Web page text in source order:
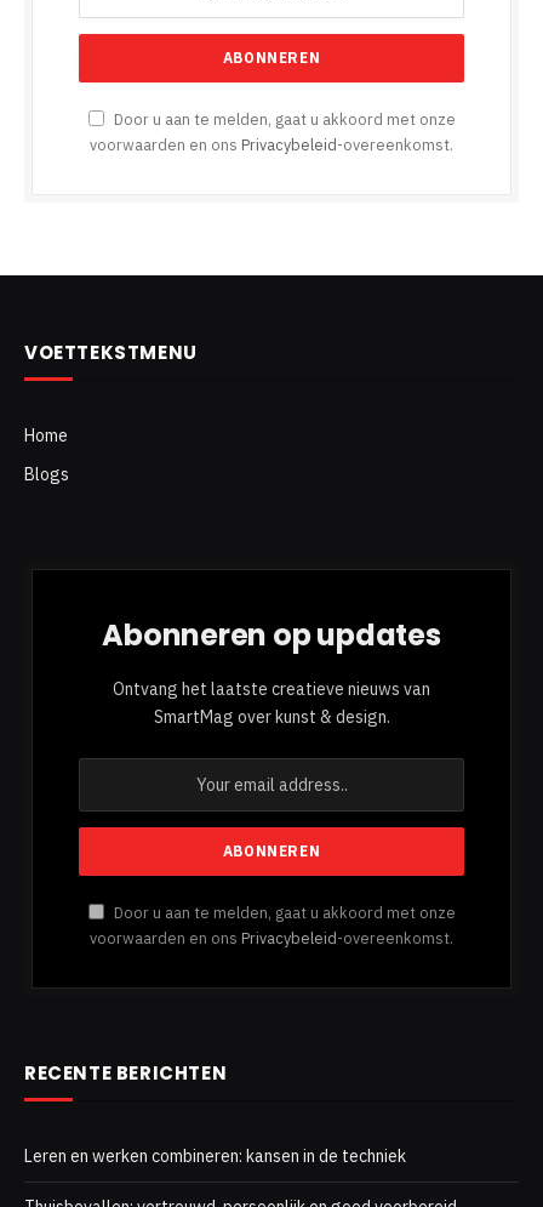
Door u aan te melden, gaat u akkoord met onze
voorwaarden en ons Privacybeleid-overeenkomst.
VOETTEKSTMENU
Home
Blogs
Abonneren op updates
Ontvang het laatste creatieve nieuws van
SmartMag over kunst & design.
Door u aan te melden, gaat u akkoord met onze
voorwaarden en ons Privacybeleid-overeenkomst.
RECENTE BERICHTEN
Leren en werken combineren: kansen in de techniek